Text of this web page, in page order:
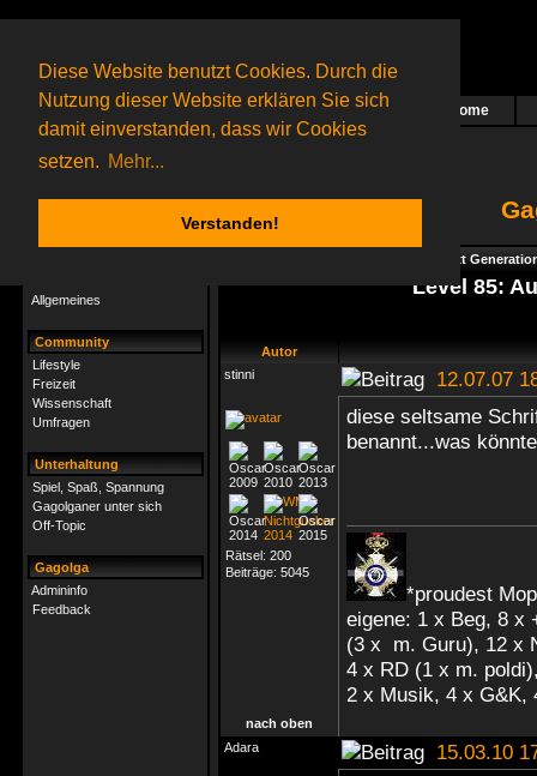
Diese Website benutzt Cookies. Durch die
Nutzung dieser Website erklären Sie sich
damit einverstanden, dass wir Cookies
setzen. Mehr...
Verstanden!
Das nächste Rätsel ist in Arbeit Home
67 Gagolganeronline(0 registrierte und 67 Gäste)
Gagolganer:
9732Rätsel online:
Allgemeines
Community
Lifestyle
Freizeit
Wissenschaft
Umfragen
Unterhaltung
Spiel, Spaß, Spannung
Gagolganer unter sich
Off-Topic
Gagolga
Admininfo
Feedback
Gagolga - Next
Level 85:
Autor
stinni
12.07.07
Rätsel: 200
Beiträge: 5045
diese seltsame
benannt...was
*proudest
eigene: 1 x Beg, 8 x
(3 x m. Guru), 12 x
4 x RD (1 x m.
2 x Musik, 4 x G&K,
nach oben
Adara
15.03.10